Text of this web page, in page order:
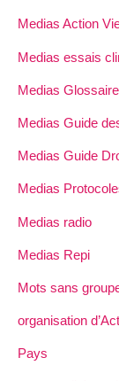
Medias Action
Medias essais
Medias Glossaire
Medias Guide
Medias Guide
Medias
Medias radio
Medias Repi
Mots sans
organisation
Pays